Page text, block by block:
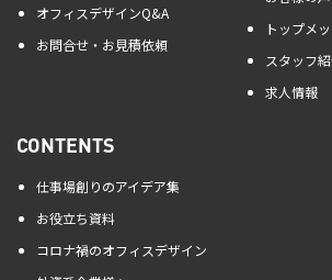
オフィスデザインQ&A
お問合せ・お見積依頼
トップメ
スタッフ
求人情報
CONTENTS
仕事場創りのアイデア集
お役立ち資料
コロナ禍のオフィスデザイン